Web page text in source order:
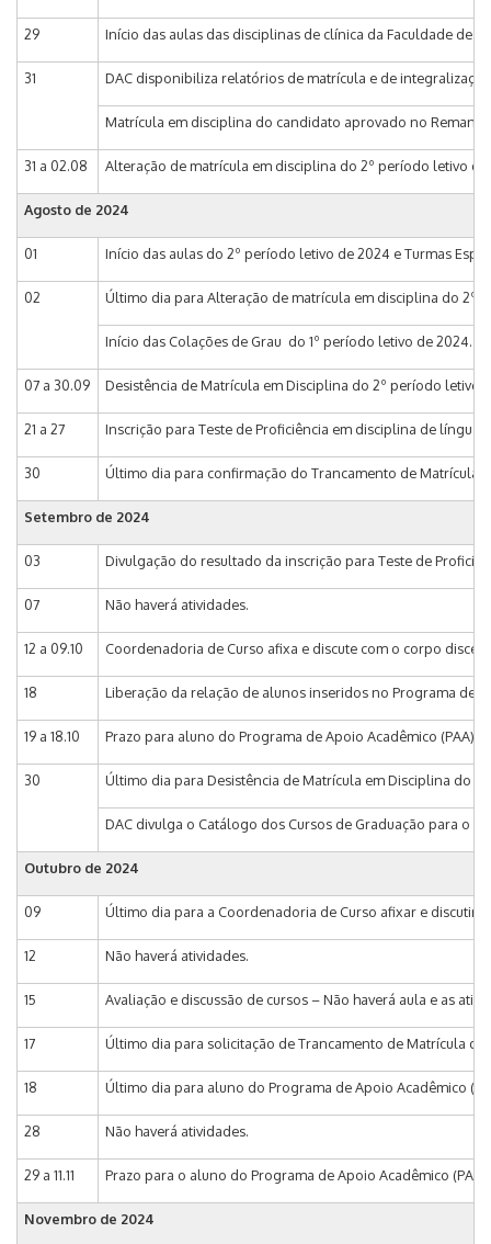
29 Início das aulas das disciplinas de clínica da Faculdade de
31 DAC disponibiliza relatórios de matrícula e de
Matrícula em disciplina do candidato aprovado no
31 a 02.08 Alteração de matrícula em disciplina do 2º período letivo de
Agosto de 2024
01 Início das aulas do 2º período letivo de 2024 e Turmas
02 Último dia para Alteração de matrícula em disciplina do 2º
Início das Colações de Grau do 1º período letivo de 2024.
07 a 30.09 Desistência de Matrícula em Disciplina do 2º período letivo
21 a 27 Inscrição para Teste de Proficiência em disciplina de língua
30 Último dia para confirmação do Trancamento de Matrícula
Setembro de 2024
03 Divulgação do resultado da inscrição para Teste de
07 Não haverá atividades.
12 a 09.10 Coordenadoria de Curso afixa e discute com o corpo
18 Liberação da relação de alunos inseridos no Programa de
19 a 18.10 Prazo para aluno do Programa de Apoio Acadêmico (PAA)
30 Último dia para Desistência de Matrícula em Disciplina do
DAC divulga o Catálogo dos Cursos de Graduação para o
Outubro de 2024
09 Último dia para a Coordenadoria de Curso afixar e discutir
12 Não haverá atividades.
15 Avaliação e discussão de cursos – Não haverá aula e as
17 Último dia para solicitação de Trancamento de Matrícula
18 Último dia para aluno do Programa de Apoio Acadêmico
28 Não haverá atividades.
29 a 11.11 Prazo para o aluno do Programa de Apoio Acadêmico
Novembro de 2024